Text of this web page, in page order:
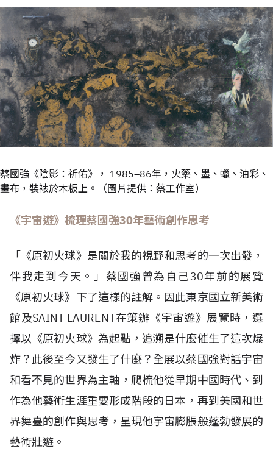
蔡國強《陰影：祈佑》， 1985–86年，火藥、墨、蠟、油彩、
畫布，裝裱於木板上。（圖片提供：蔡工作室）
《宇宙遊》梳理蔡國強30年藝術創作思考
「《原初火球》是關於我的視野和思考的一次出發，
伴我走到今天。」蔡國強曾為自己30年前的展覽
《原初火球》下了這樣的註解。因此東京國立新美術
館及SAINT LAURENT在策辦《宇宙遊》展覽時，選
擇以《原初火球》為起點，追溯是什麼催生了這次爆
炸？此後至今又發生了什麼？全展以蔡國強對話宇宙
和看不見的世界為主軸，爬梳他從早期中國時代、到
作為他藝術生涯重要形成階段的日本，再到美國和世
界舞臺的創作與思考，呈現他宇宙膨脹般蓬勃發展的
藝術壯遊。